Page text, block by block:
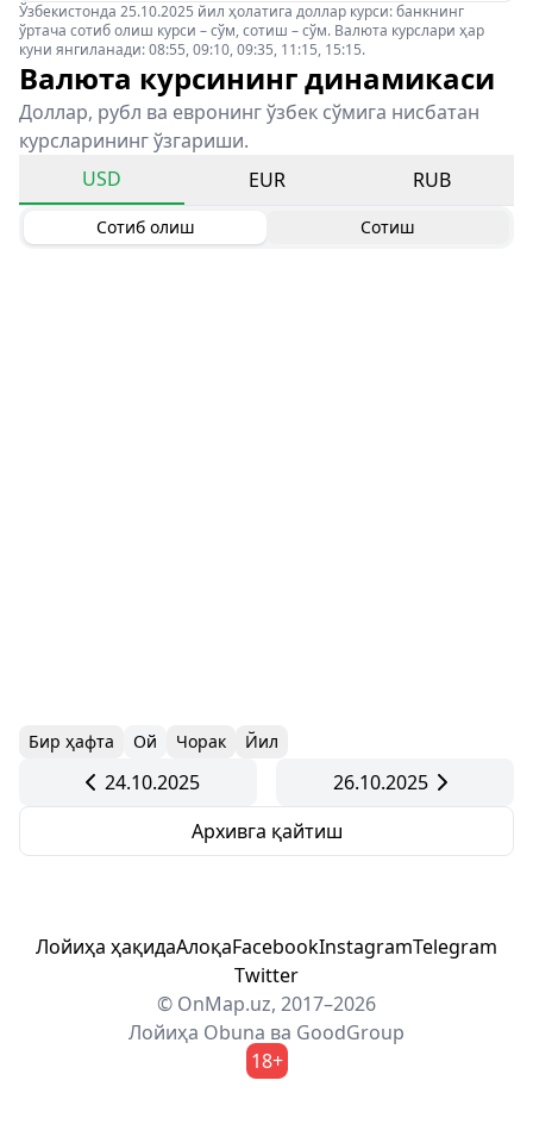
Ўзбекистонда 25.10.2025 йил ҳолатига доллар курси: банкнинг
ўртача сотиб олиш курси – сўм, сотиш – сўм. Валюта курслари ҳар
куни янгиланади: 08:55, 09:10, 09:35, 11:15, 15:15.
Валюта курсининг динамикаси
Доллар, рубл ва евронинг ўзбек сўмига нисбатан
курсларининг ўзгариши.
USD
EUR RUB
Сотиб олиш Сотиш
Бир ҳафта Ой Чорак Йил
24.10.2025
26.10.2025
Архивга қайтиш
Лойиҳа ҳақидаАлоқаFacebookInstagramTelegram
Twitter
© OnMap.uz, 2017–2026
Лойиҳа Obuna ва GoodGroup
18+